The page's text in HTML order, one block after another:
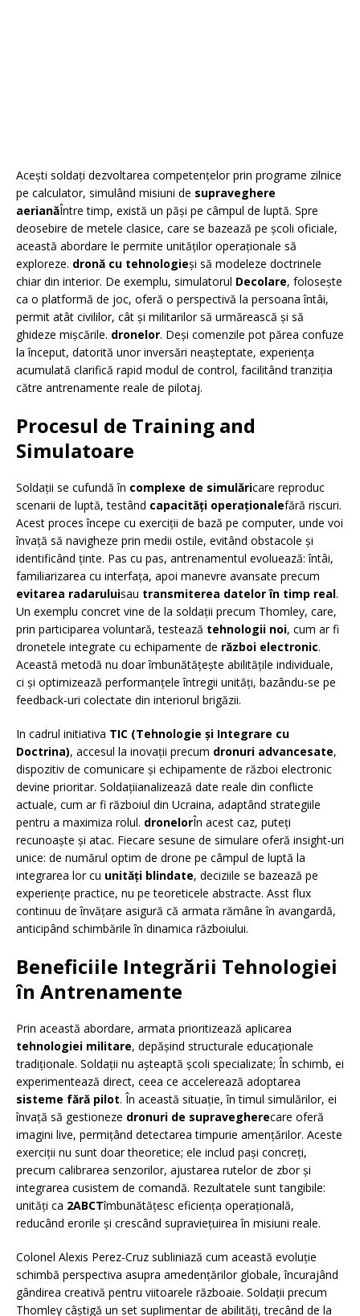
Acești soldați dezvoltarea competențelor prin programe zilnice
pe calculator, simulând misiuni de supraveghere
aerianăÎntre timp, există un păși pe câmpul de luptă. Spre
deosebire de metele clasice, care se bazează pe școli oficiale,
această abordare le permite unităților operaționale să
exploreze. dronă cu tehnologieși să modeleze doctrinele
chiar din interior. De exemplu, simulatorul Decolare, folosește
ca o platformă de joc, oferă o perspectivă la persoana întâi,
permit atât civililor, cât și militarilor să urmărească și să
ghideze mișcările. dronelor. Deși comenzile pot părea confuze
la început, datorită unor inversări neașteptate, experiența
acumulată clarifică rapid modul de control, facilitând tranziția
către antrenamente reale de pilotaj.
Procesul de Training and
Simulatoare
Soldații se cufundă în complexe de simulăricare reproduc
scenarii de luptă, testând capacități operaționalefără riscuri.
Acest proces începe cu exerciții de bază pe computer, unde voi
învață să navigheze prin medii ostile, evitând obstacole și
identificând ținte. Pas cu pas, antrenamentul evoluează: întâi,
familiarizarea cu interfața, apoi manevre avansate precum
evitarea radaruluisau transmiterea datelor în timp real.
Un exemplu concret vine de la soldații precum Thomley, care,
prin participarea voluntară, testează tehnologii noi, cum ar fi
dronetele integrate cu echipamente de război electronic.
Această metodă nu doar îmbunătățește abilitățile individuale,
ci și optimizează performanțele întregii unități, bazându-se pe
feedback-uri colectate din interiorul brigăzii.
In cadrul initiativa TIC (Tehnologie și Integrare cu
Doctrina), accesul la inovații precum dronuri advancesate,
dispozitiv de comunicare și echipamente de război electronic
devine prioritar. Soldațiianalizează date reale din conflicte
actuale, cum ar fi războiul din Ucraina, adaptând strategiile
pentru a maximiza rolul. dronelorÎn acest caz, puteți
recunoaște și atac. Fiecare sesune de simulare oferă insight-uri
unice: de numărul optim de drone pe câmpul de luptă la
integrarea lor cu unități blindate, deciziile se bazează pe
experiențe practice, nu pe teoreticele abstracte. Asst flux
continuu de învățare asigură că armata rămâne în avangardă,
anticipând schimbările în dinamica războiului.
Beneficiile Integrării Tehnologiei
în Antrenamente
Prin această abordare, armata prioritizează aplicarea
tehnologiei militare, depășind structurale educaționale
tradiționale. Soldații nu așteaptă școli specializate; În schimb, ei
experimentează direct, ceea ce accelerează adoptarea
sisteme fără pilot. În această situație, în timul simulărilor, ei
învață să gestioneze dronuri de supravegherecare oferă
imagini live, permițând detectarea timpurie amențărilor. Aceste
exerciții nu sunt doar theoretice; ele includ pași concreți,
precum calibrarea senzorilor, ajustarea rutelor de zbor și
integrarea cusistem de comandă. Rezultatele sunt tangibile:
unități ca 2ABCTîmbunătățesc eficiența operațională,
reducând erorile și crescând supraviețuirea în misiuni reale.
Colonel Alexis Perez-Cruz subliniază cum această evoluție
schimbă perspectiva asupra amedențărilor globale, încurajând
gândirea creativă pentru viitoarele războaie. Soldații precum
Thomley câștigă un set suplimentar de abilități, trecând de la